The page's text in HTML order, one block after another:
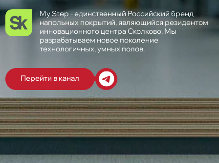
My Step - единственный Российский бренд
напольных покрытий, являющийся резидентом
инновационного центра Сколково. Мы
разрабатываем новое поколение
технологичных, умных полов.
Перейти в канал